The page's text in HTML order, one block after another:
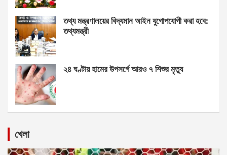
তথ্য মন্ত্রণালয়ের বিদ্যমান আইন যুগোপযোগী করা হবে:
তথ্যমন্ত্রী
২৪ ঘণ্টায় হামের উপসর্গে আরও ৭ শিশুর মৃত্যু
খেলা